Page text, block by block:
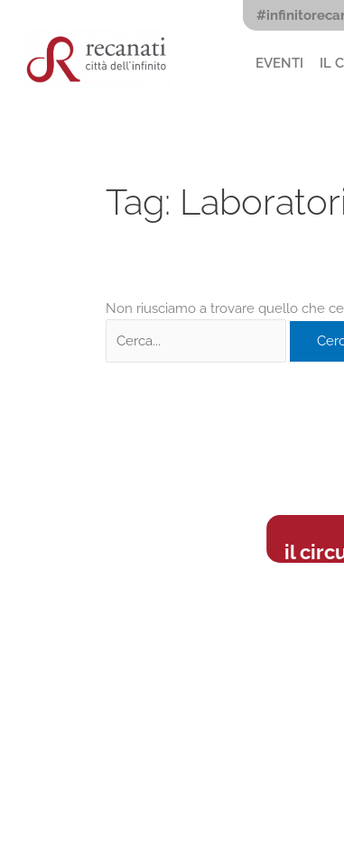
contenuto
EVENTI IL
Tag:
Non riusciamo a trovare quello che
il